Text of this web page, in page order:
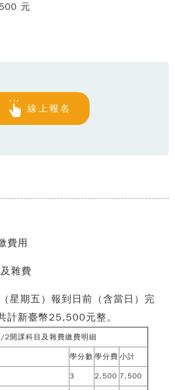
元
線上報名
費用
雜費
星期五）報到日前（含當日）完
計新臺幣25,500元整。
2開課科目及雜費繳費明細
學分數學分費小計
3 2,500 7,500